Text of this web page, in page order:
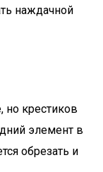
наждачной
но крестиков
элемент в
обрезать и